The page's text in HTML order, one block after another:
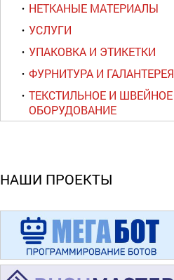
НЕТКАНЫЕ МАТЕРИАЛЫ
УСЛУГИ
УПАКОВКА И ЭТИКЕТКИ
ФУРНИТУРА И ГАЛАНТЕРЕЯ
ТЕКСТИЛЬНОЕ И ШВЕЙНОЕ
ОБОРУДОВАНИЕ
НАШИ ПРОЕКТЫ